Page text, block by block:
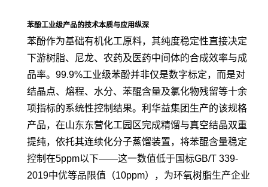
苯酚工业级产品的技术本质与应用纵深
苯酚作为基础有机化工原料，其纯度稳定性直接决定
下游树脂、尼龙、农药及医药中间体的合成效率与成
品率。99.9%工业级苯酚并非仅是数字标定，而是对
结晶点、熔程、水分、苯醌含量及氯化物残留等十余
项指标的系统性控制结果。利华益集团生产的该规格
产品，在山东东营化工园区完成精馏与真空结晶双重
提纯，依托其连续化分子蒸馏装置，将苯醌含量稳定
控制在5ppm以下——这一数值低于国标GB/T 339-
2019中优等品限值（10ppm），为环氧树脂生产企业